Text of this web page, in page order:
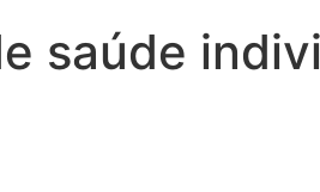
saúde